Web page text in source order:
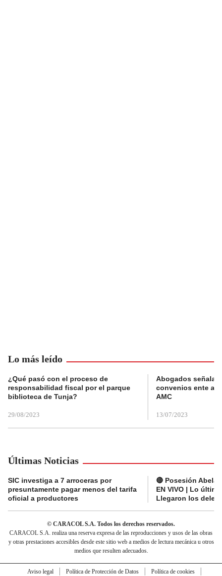
Lo más leído
¿Qué pasó con el proceso de
responsabilidad fiscal por el parque
biblioteca de Tunja?
29/08/2023
Abogados
convenios ente
AMC
13/07/2023
Últimas Noticias
SIC investiga a 7 arroceras por
presuntamente pagar menos del tarifa
oficial a productores
🔴 Posesión
EN VIVO | Lo
Llegaron los
© CARACOL S.A. Todos los derechos reservados.
CARACOL S.A. realiza una reserva expresa de las reproducciones y usos de las obras
y otras prestaciones accesibles desde este sitio web a medios de lectura mecánica u otros
medios que resulten adecuados.
Aviso legal Política de Protección de Datos
Política de cookies